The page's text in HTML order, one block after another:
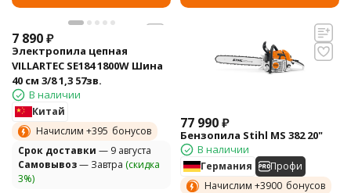
7 890₽
Электропила цепная
VILLARTEC SE184 1800W Шина
40 см 3/8 1,3 57зв.
В наличии
Китай
Начислим +395 бонусов
Cрок доставки — 9 августа
Самовывоз— Завтра (скидка
3%)
77 990₽
Бензопила Stihl MS 382 20"
В наличии
Германия
Профи
Начислим +3900 бонусов